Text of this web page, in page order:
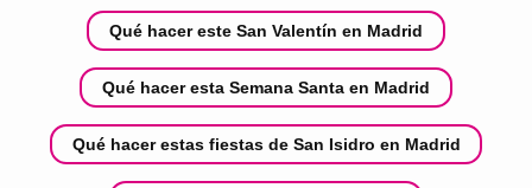
Qué hacer este San Valentín en Madrid
Qué hacer esta Semana Santa en Madrid
Qué hacer estas fiestas de San Isidro en Madrid